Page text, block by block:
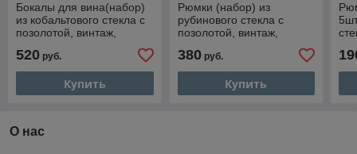
Бокалы для вина(набор)
из кобальтового стекла с
позолотой, винтаж,
Чехословакия, Богемия
520 руб.
Купить
Рюмки (набор) из
рубинового стекла с
позолотой, винтаж,
Чехословакия, Богемия
380руб.
Купить
О нас